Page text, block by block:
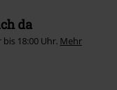
da
18:00 Uhr. Mehr